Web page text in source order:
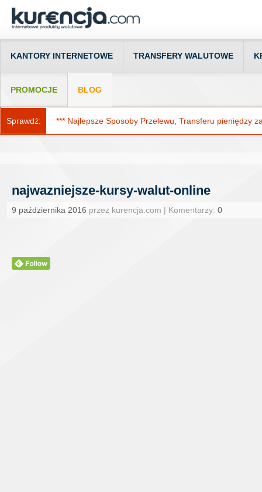
KANTORY INTERNETOWE TRANSFERY WALUTOWE
PROMOCJE BLOG
Sprawdź: *** Najlepsze Sposoby Przelewu, Transferu pieniędzy
najwazniejsze-kursy-walut-online
9 października 2016 przez kurencja.com | Komentarzy: 0